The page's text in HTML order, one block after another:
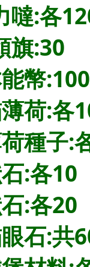
噠:各
旗:30
幣
荷:各
種子:
:各10
:各20
石:共